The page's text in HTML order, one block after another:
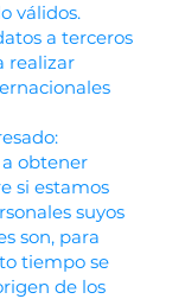
válidos.
a terceros
realizar
a obtener
si estamos
suyos
son, para
tiempo se
de los